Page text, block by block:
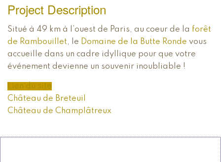
Project Description
Situé à 49 km à l’ouest de Paris, au coeur de la forêt
de Rambouillet, le Domaine de la Butte Ronde vous
accueille dans un cadre idyllique pour que votre
événement devienne un souvenir inoubliable !
Lien du site
Château de Breteuil
Château de Champlâtreux